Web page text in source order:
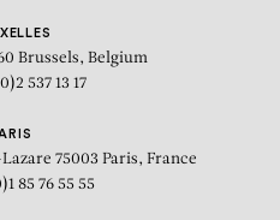
Brussels, Belgium
537 13 17
75003 Paris, France
85 76 55 55